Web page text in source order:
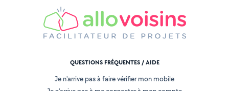
QUESTIONS FRÉQUENTES / AIDE
Je n'arrive pas à faire vérifier mon mobile